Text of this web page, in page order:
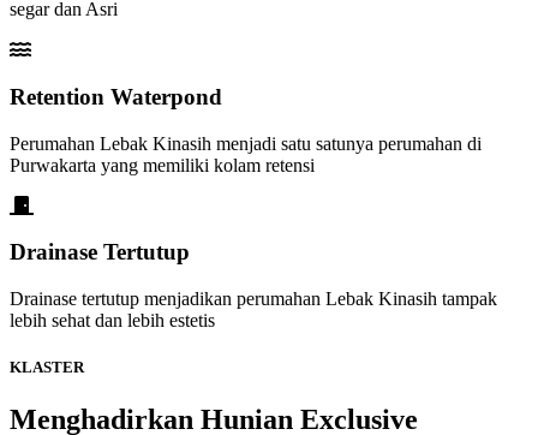
segar dan Asri
Retention Waterpond
Perumahan Lebak Kinasih menjadi satu satunya perumahan di
Purwakarta yang memiliki kolam retensi
Drainase Tertutup
Drainase tertutup menjadikan perumahan Lebak Kinasih tampak
lebih sehat dan lebih estetis
KLASTER
Menghadirkan Hunian Exclusive